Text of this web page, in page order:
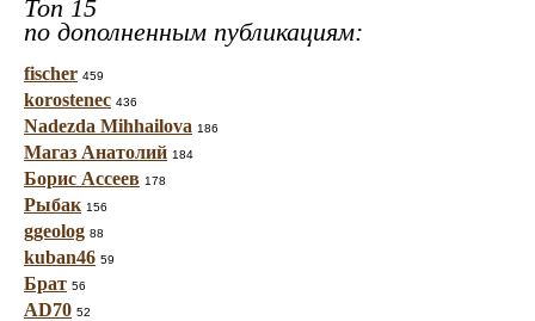
Топ 15
по дополненным публикациям:
fischer 459
korostenec 436
Nadezda Mihhailova 186
Магаз Анатолий 184
Борис Ассеев 178
Рыбак 156
ggeolog 88
kuban46 59
Брат 56
AD70 52